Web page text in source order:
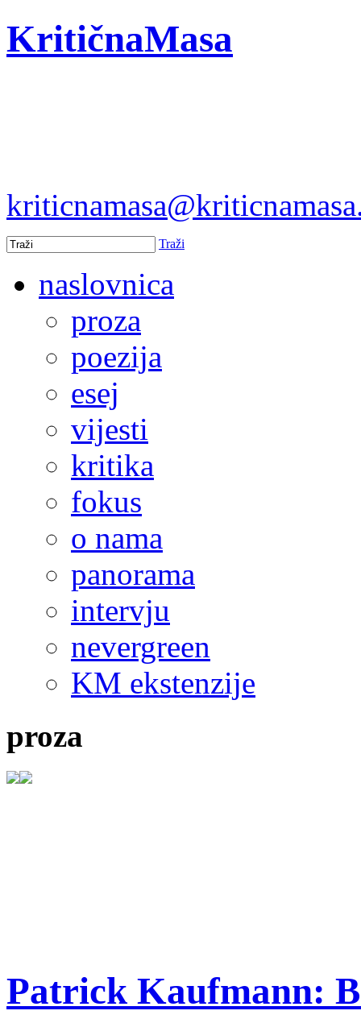
KritičnaMasa
Traži
naslovnica
proza
poezija
esej
vijesti
kritika
fokus
o nama
panorama
intervju
nevergreen
KM ekstenzije
proza
Patrick Kaufmann: